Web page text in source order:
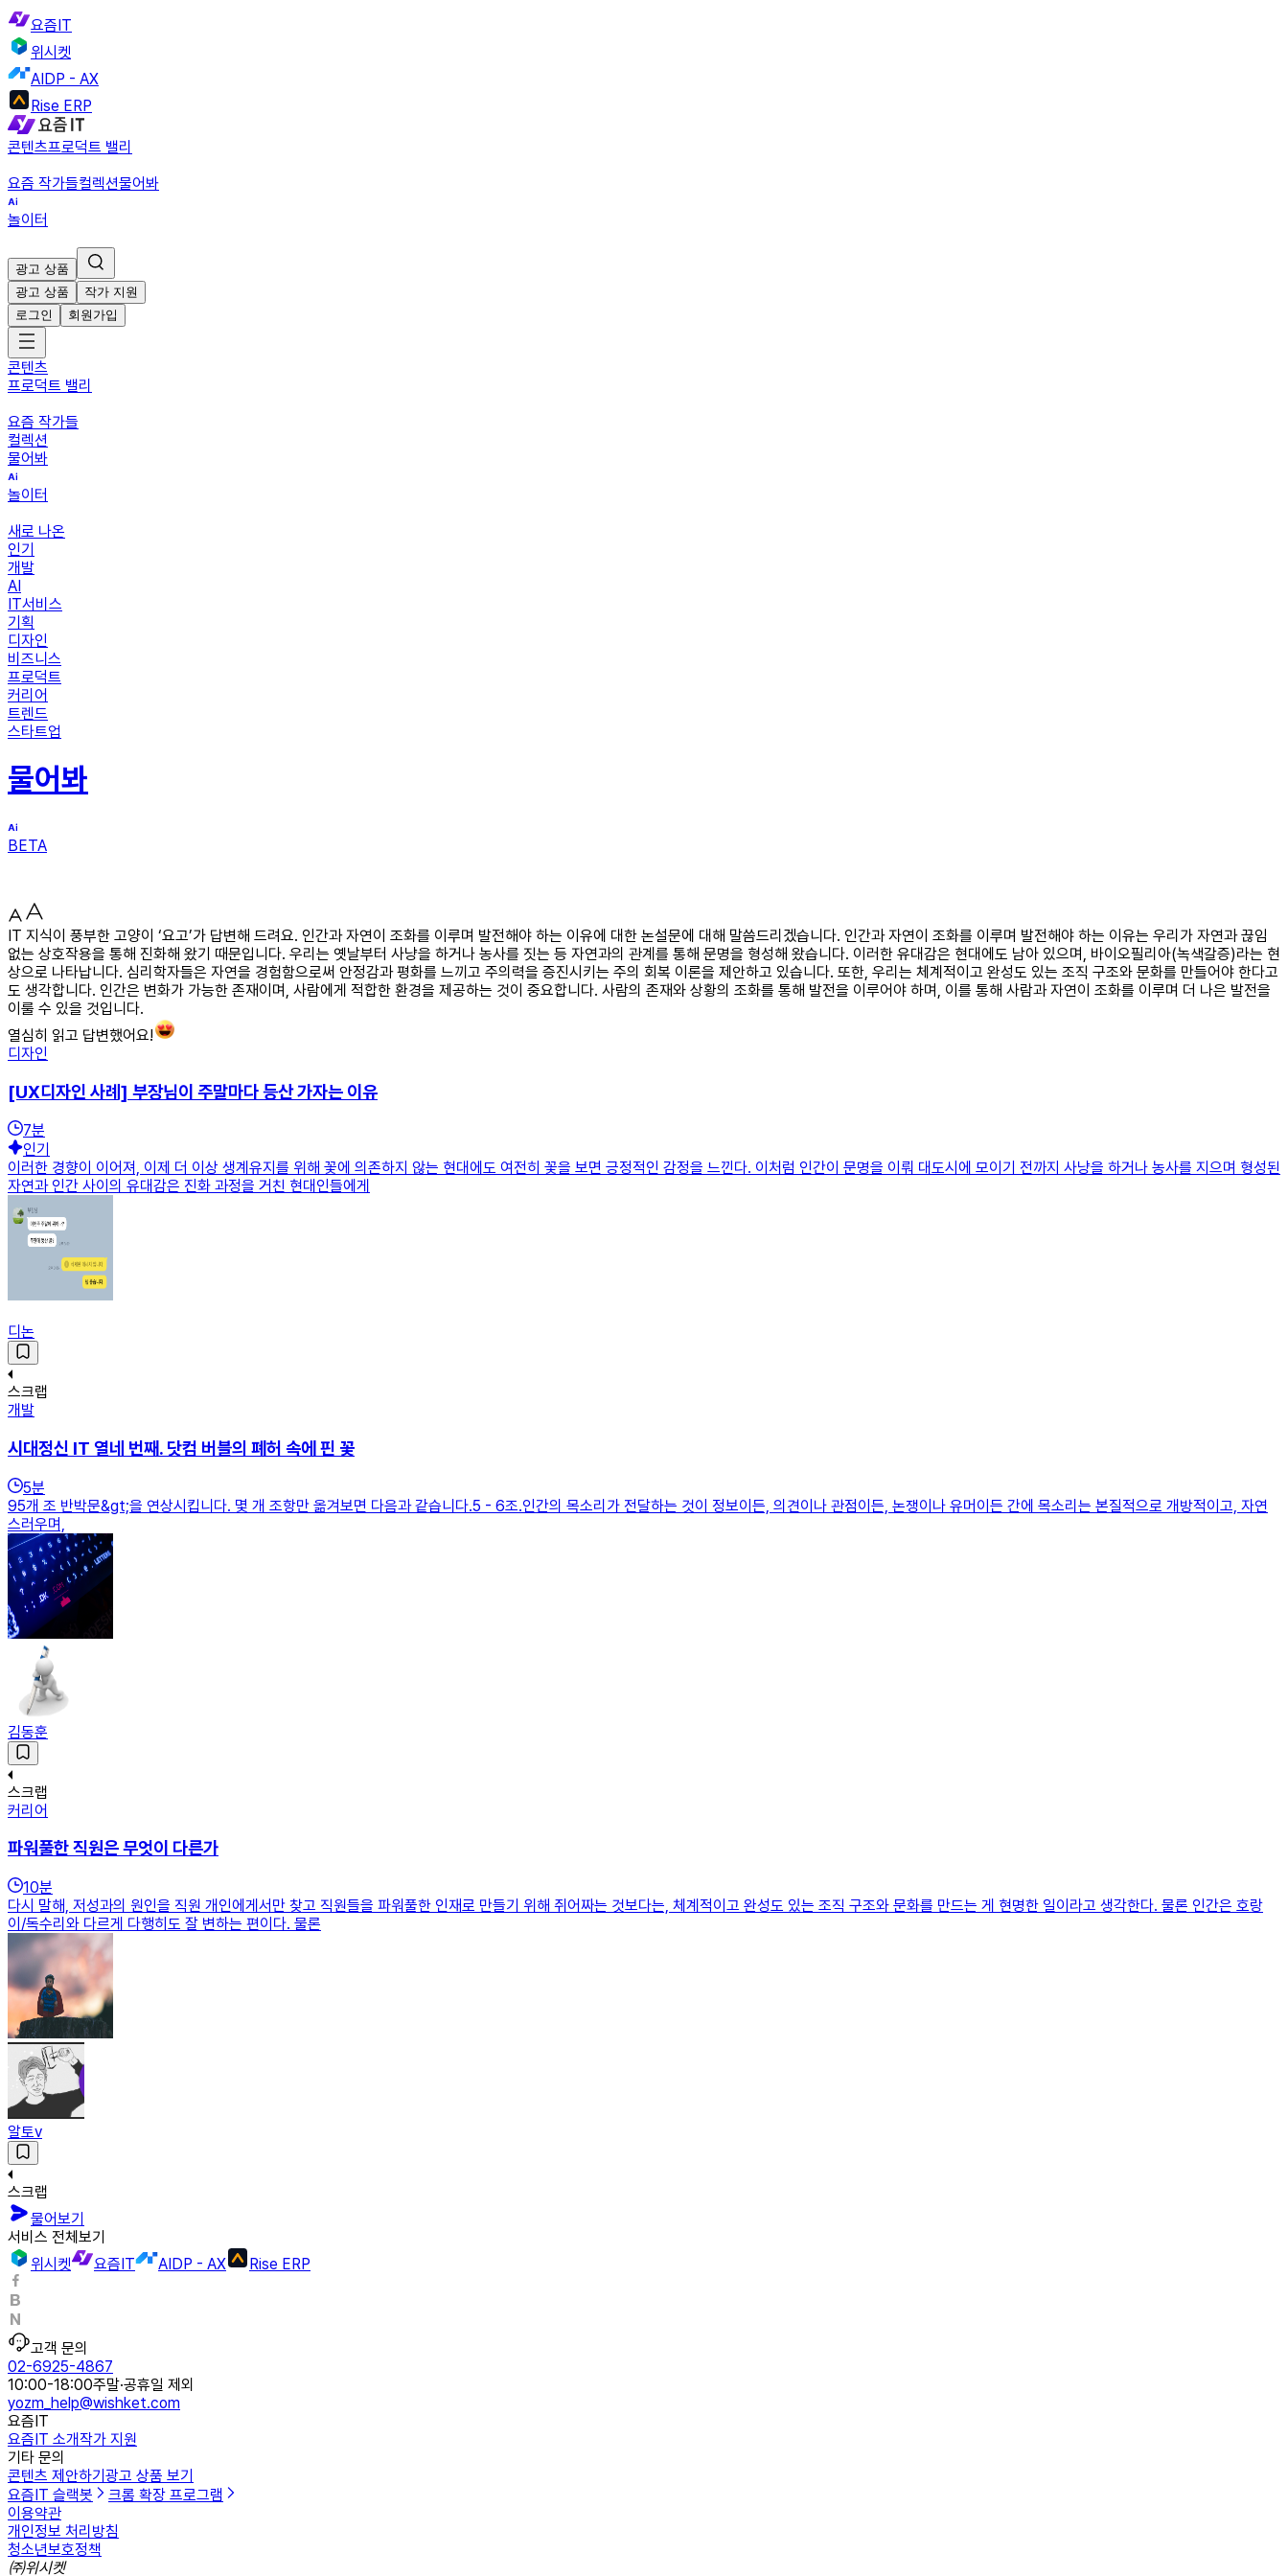
요즘IT
위시켓
AIDP - AX
Rise ERP
콘텐츠프로덕트 밸리
요즘 작가들컬렉션물어봐
놀이터
광고 상품
광고 상품
작가 지원
로그인
회원가입
콘텐츠
프로덕트 밸리
요즘 작가들
컬렉션
물어봐
놀이터
새로 나온
인기
개발
AI
IT서비스
기획
디자인
비즈니스
프로덕트
커리어
트렌드
스타트업
물어봐
BETA
IT 지식이 풍부한 고양이 ‘요고’가 답변해 드려요. 인간과 자연이 조화를 이루며 발전해야 하는 이유에 대한 논설문에 대해 말씀드리겠습니다. 인간과 자연이 조화를 이루며 발전해야 하는 이유는 우리가 자연과 끊임
없는 상호작용을 통해 진화해 왔기 때문입니다. 우리는 옛날부터 사냥을 하거나 농사를 짓는 등 자연과의 관계를 통해 문명을 형성해 왔습니다. 이러한 유대감은 현대에도 남아 있으며, 바이오필리아(녹색갈증)라는 현
상으로 나타납니다. 심리학자들은 자연을 경험함으로써 안정감과 평화를 느끼고 주의력을 증진시키는 주의 회복 이론을 제안하고 있습니다. 또한, 우리는 체계적이고 완성도 있는 조직 구조와 문화를 만들어야 한다고
도 생각합니다. 인간은 변화가 가능한 존재이며, 사람에게 적합한 환경을 제공하는 것이 중요합니다. 사람의 존재와 상황의 조화를 통해 발전을 이루어야 하며, 이를 통해 사람과 자연이 조화를 이루며 더 나은 발전을
이룰 수 있을 것입니다.
열심히 읽고 답변했어요!
디자인
[UX디자인 사례] 부장님이 주말마다 등산 가자는 이유
7분
인기
이러한 경향이 이어져, 이제 더 이상 생계유지를 위해 꽃에 의존하지 않는 현대에도 여전히 꽃을 보면 긍정적인 감정을 느낀다. 이처럼 인간이 문명을 이뤄 대도시에 모이기 전까지 사냥을 하거나 농사를 지으며 형성된
자연과 인간 사이의 유대감은 진화 과정을 거친 현대인들에게
디논
스크랩
개발
시대정신 IT 열네 번째. 닷컴 버블의 폐허 속에 핀 꽃
5분
95개 조 반박문&gt;을 연상시킵니다. 몇 개 조항만 옮겨보면 다음과 같습니다.5 - 6조.인간의 목소리가 전달하는 것이 정보이든, 의견이나 관점이든, 논쟁이나 유머이든 간에 목소리는 본질적으로 개방적이고, 자연
스러우며,
김동훈
스크랩
커리어
파워풀한 직원은 무엇이 다른가
10분
다시 말해, 저성과의 원인을 직원 개인에게서만 찾고 직원들을 파워풀한 인재로 만들기 위해 쥐어짜는 것보다는, 체계적이고 완성도 있는 조직 구조와 문화를 만드는 게 현명한 일이라고 생각한다. 물론 인간은 호랑
이/독수리와 다르게 다행히도 잘 변하는 편이다. 물론
알토v
스크랩
물어보기
서비스 전체보기
위시켓
요즘IT AIDP - AX Rise ERP
고객 문의
02-6925-4867
10:00-18:00주말·공휴일 제외
yozm_help@wishket.com
요즘IT
요즘IT 소개작가 지원
기타 문의
콘텐츠 제안하기 광고 상품 보기
요즘IT 슬랙봇
크롬 확장 프로그램
이용약관
개인정보 처리방침
청소년보호정책
㈜위시켓